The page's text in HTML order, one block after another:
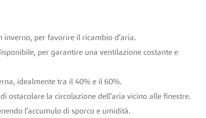
inverno, per favorire il ricambio d’aria.
per garantire una ventilazione costante e
idealmente tra il 40% e il 60%.
ostacolare la circolazione dell’aria vicino alle finestre.
l’accumulo di sporco e umidità.